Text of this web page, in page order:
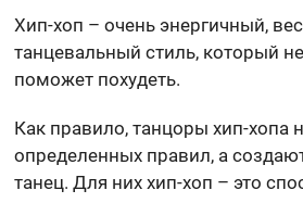
Хип-хоп – очень энергичный,
танцевальный стиль, который
поможет похудеть.
Как правило, танцоры хип-хопа
определенных правил, а
танец. Для них хип-хоп – это